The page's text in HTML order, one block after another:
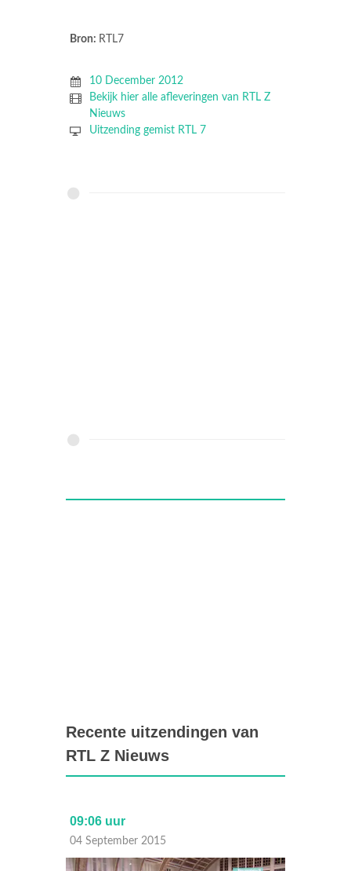
Bron: RTL7
10 December 2012
Bekijk hier alle afleveringen van RTL Z
Nieuws
Uitzending gemist RTL 7
Recente uitzendingen van
RTL Z Nieuws
09:06 uur
04 September 2015